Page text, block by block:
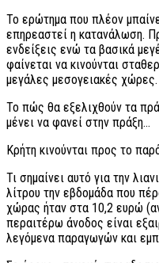
Το ερώτημα που πλέον
επηρεαστεί η κατανάλωση.
ενδείξεις ενώ τα βασικά
φαίνεται να κινούνται
μεγάλες μεσογειακές χώρες.
Το πώς θα εξελιχθούν τα
μένει να φανεί στην πράξη…
Κρήτη κινούνται προς το
Τι σημαίνει αυτό για την
λίτρου την εβδομάδα που
χώρας ήταν στα 10,2 ευρώ
περαιτέρω άνοδος είναι
λεγόμενα παραγωγών και